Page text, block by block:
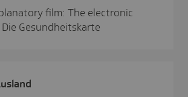
film: The electronic
Gesundheitskarte